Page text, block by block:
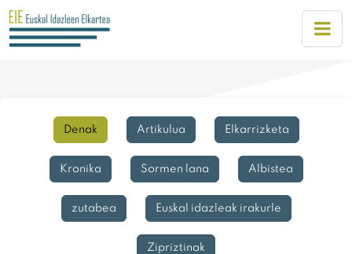
Denak Artikulua Elkarrizketa
Kronika Sormen lana Albistea
zutabea Euskal idazleak irakurle
Zipriztinak